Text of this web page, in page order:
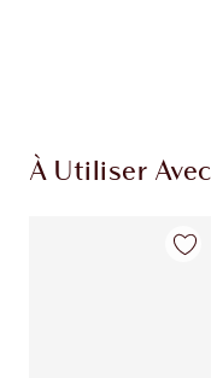
À Utiliser Avec